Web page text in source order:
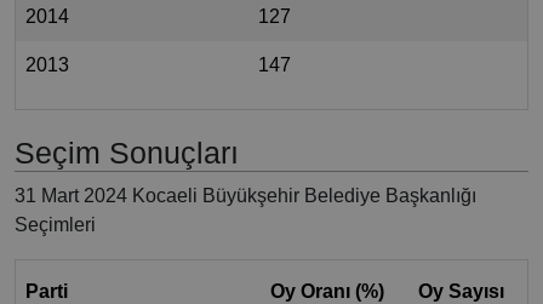
2014 127
2013 147
Seçim Sonuçları
31 Mart 2024 Kocaeli Büyükşehir Belediye Başkanlığı
Seçimleri
Parti Oy Oranı (%) Oy Sayısı